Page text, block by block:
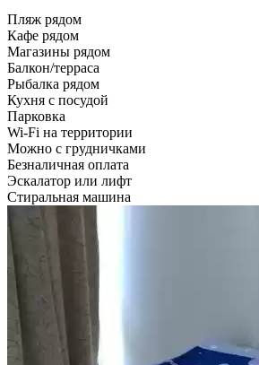
Пляж рядом
Кафе рядом
Магазины рядом
Балкон/терраса
Рыбалка рядом
Кухня с посудой
Парковка
Wi-Fi на территории
Можно с грудничками
Безналичная оплата
Эскалатор или лифт
Стиральная машина